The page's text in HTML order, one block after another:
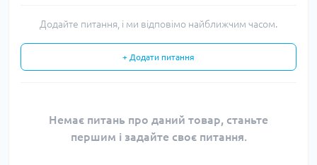
Додайте питання, і ми відповімо найближчим часом.
+ Додати питання
Немає питань про даний товар, станьте
першим і задайте своє питання.